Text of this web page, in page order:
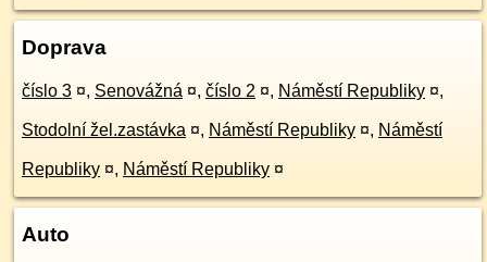
Doprava
číslo 3 ¤, Senovážná ¤, číslo 2 ¤, Náměstí Republiky ¤,
Stodolní žel.zastávka ¤, Náměstí Republiky ¤, Náměstí
Republiky ¤, Náměstí Republiky ¤
Auto